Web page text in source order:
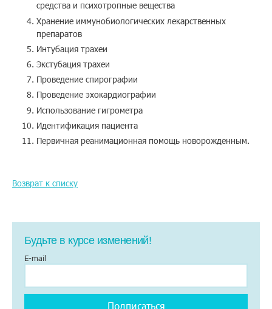
Тарифы
Подписка
Кабинет
Корзина
средства и психотропные вещества
Хранение иммунобиологических лекарственных
препаратов
Интубация трахеи
Экстубация трахеи
Проведение спирографии
Проведение эхокардиографии
Использование гигрометра
Идентификация пациента
Первичная реанимационная помощь новорожденным.
Возврат к списку
Будьте в курсе изменений!
E-mail